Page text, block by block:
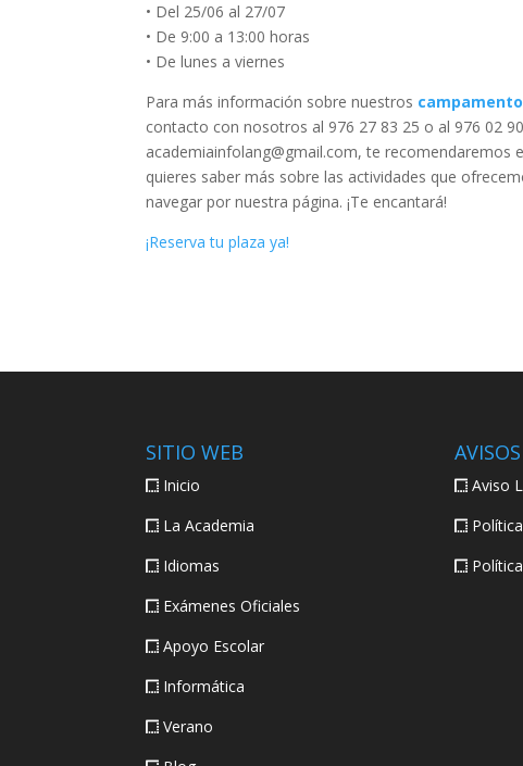
• Del 25/06 al 27/07
• De 9:00 a 13:00 horas
• De lunes a viernes
Para más información sobre nuestros
contacto con nosotros al 976 27 83 25 o al 976 02
academiainfolang@gmail.com, te recomendaremos
quieres saber más sobre las actividades que
navegar por nuestra página. ¡Te encantará!
¡Reserva tu plaza ya!
SITIO WEB
Inicio
La Academia
Idiomas
Exámenes Oficiales
Apoyo Escolar
Informática
Verano
Aviso